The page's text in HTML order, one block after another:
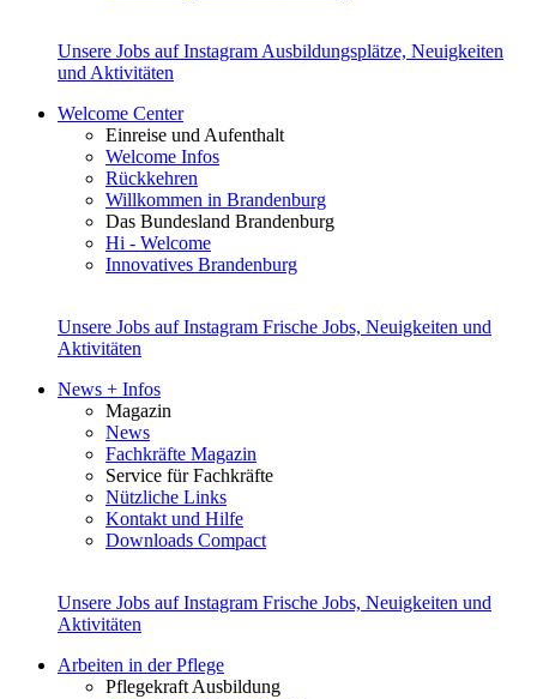
Unsere Jobs auf Instagram Ausbildungsplätze, Neuigkeiten
und Aktivitäten
Welcome Center
Einreise und Aufenthalt
Welcome Infos
Rückkehren
Willkommen in Brandenburg
Das Bundesland Brandenburg
Hi - Welcome
Innovatives Brandenburg
Unsere Jobs auf Instagram Frische Jobs, Neuigkeiten und
Aktivitäten
News + Infos
Magazin
News
Fachkräfte Magazin
Service für Fachkräfte
Nützliche Links
Kontakt und Hilfe
Downloads Compact
Unsere Jobs auf Instagram Frische Jobs, Neuigkeiten und
Aktivitäten
Arbeiten in der Pflege
Pflegekraft Ausbildung